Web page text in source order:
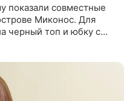
показали совместные
Миконос. Для
черный топ и юбку с